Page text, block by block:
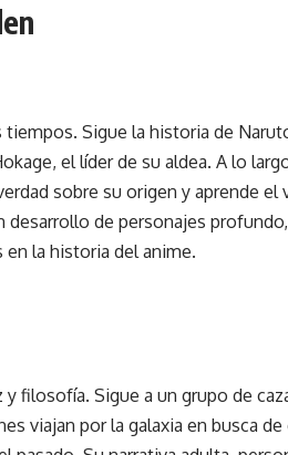
Sigue la historia de
el líder de su aldea. A lo
sobre su origen y aprende el
desarrollo de personajes profundo,
en la historia del anime.
filosofía. Sigue a un grupo de
viajan por la galaxia en busca